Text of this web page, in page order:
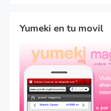
Yumeki en tu movil